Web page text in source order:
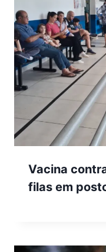
Vacina
filas em